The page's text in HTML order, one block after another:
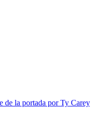
de la portada por Ty Carey